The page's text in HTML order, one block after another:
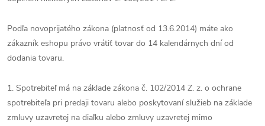
Podľa novoprijatého zákona (platnosť od 13.6.2014) máte ako
zákazník eshopu právo vrátiť tovar do 14 kalendárnych dní od
dodania tovaru.
1. Spotrebiteľ má na základe zákona č. 102/2014 Z. z. o ochrane
spotrebiteľa pri predaji tovaru alebo poskytovaní služieb na základe
zmluvy uzavretej na diaľku alebo zmluvy uzavretej mimo